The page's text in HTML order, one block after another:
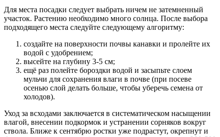
Для места посадки следует выбрать ничем не затемненный
участок. Растению необходимо много солнца. После выбора
подходящего места следуйте следующему алгоритму:
создайте на поверхности почвы канавки и пролейте их
водой с удобрением;
высейте на глубину 3-5 см;
ещё раз полейте бороздки водой и засыпьте слоем
мульчи для сохранения влаги в почве (при посеве
осенью слой делать больше, чтобы уберечь семена от
холодов).
Уход за всходами заключается в систематическом насыщении
влагой, внесении подкормок и устранении сорняков вокруг
ствола. Ближе к сентябрю ростки уже подрастут, окрепнут и